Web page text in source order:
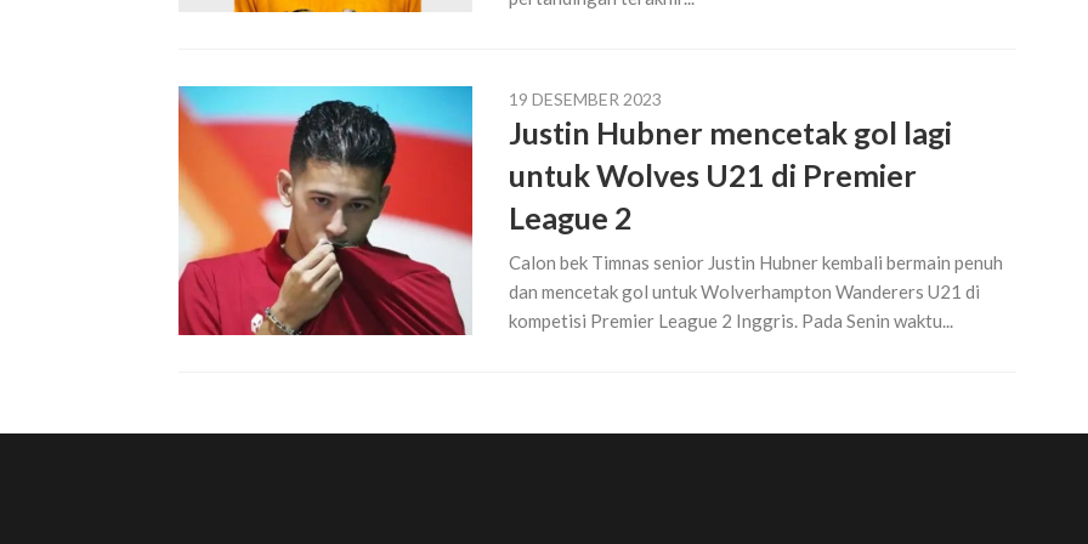
19 DESEMBER 2023
Justin Hubner mencetak gol lagi
untuk Wolves U21 di Premier
League 2
Calon bek Timnas senior Justin Hubner kembali bermain penuh
dan mencetak gol untuk Wolverhampton Wanderers U21 di
kompetisi Premier League 2 Inggris. Pada Senin waktu...